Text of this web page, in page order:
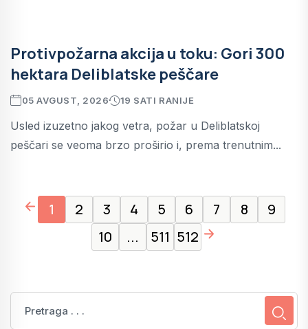
Protivpožarna akcija u toku: Gori 300
hektara Deliblatske peščare
05 AVGUST, 2026 19 SATI RANIJE
Usled izuzetno jakog vetra, požar u Deliblatskoj
peščari se veoma brzo proširio i, prema trenutnim...
page left arrow
1 2 3 4 5 6 7 8
9
10
... 511 512